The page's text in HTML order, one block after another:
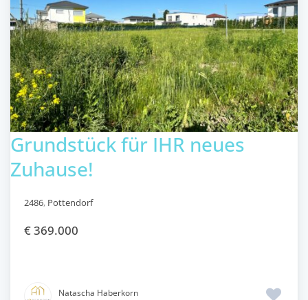
Grundstück für IHR neues
Zuhause!
2486, Pottendorf
€ 369.000
Natascha Haberkorn